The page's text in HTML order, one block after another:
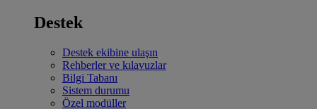
Destek
Destek ekibine ulaşın
Rehberler ve kılavuzlar
Bilgi Tabanı
Sistem durumu
Özel modüller